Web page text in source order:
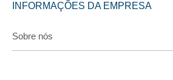
INFORMAÇÕES DA EMPRESA
Sobre nós